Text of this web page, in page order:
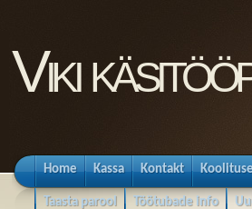
Viki
Home Kassa Kontakt
Taasta parool Töötubade info